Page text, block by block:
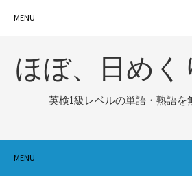
MENU
ほぼ、日めく
英検1級レベルの単語・熟語
MENU